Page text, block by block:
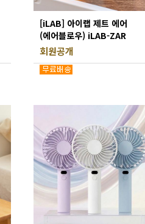
[iLAB] 아이랩 제트 에어
(에어블로우) iLAB-ZAR
회원공개